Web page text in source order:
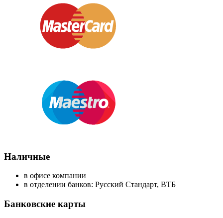
Наличные
в офисе компании
в отделении банков: Русский Стандарт, ВТБ
Банковские карты